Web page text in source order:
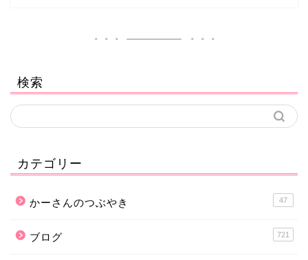
検索
カテゴリー
かーさんのつぶやき 47
ブログ 721